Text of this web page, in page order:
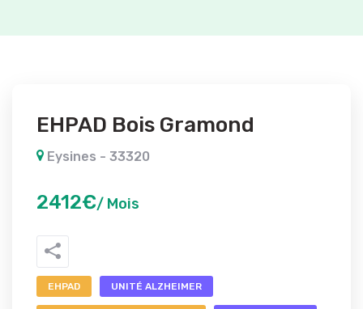
EHPAD Bois Gramond
Eysines - 33320
2412€/ Mois
EHPAD UNITÉ ALZHEIMER